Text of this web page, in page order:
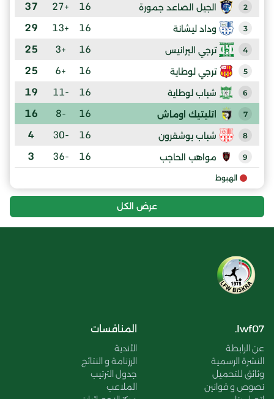
2 الجيل الصاعد جمورة 16
+27
37
3 وداد ليشانة 16
+13
29
4 ترجي البرانيس 16
+3
25
5 ترجي لوطاية 16
+6
25
6 شباب لوطاية 16
-11
19
7 اتليتيك اوماش 16
-8
16
8 شباب بوشقرون 16
-30
4
9 مواهب الحاجب 16
-36
3
الهبوط
عرض الكل
lwf07.
عن الرابطة
النشرة الرسمية
وثائق للتحميل
نصوص و قوانين
المنافسات
الأندية
الرزنامة و النتائج
جدول الترتيب
الملاعب